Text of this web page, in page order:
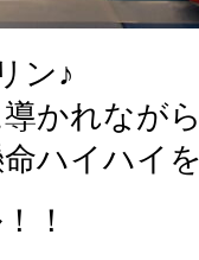
ン♪
かれなが
ハイハイ
！